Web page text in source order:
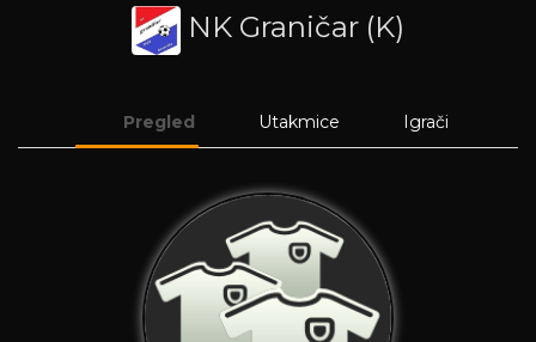
NK Graničar (K)
Pregled Utakmice Igrači